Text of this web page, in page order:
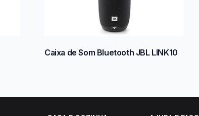
Caixa de Som Bluetooth JBL LINK10